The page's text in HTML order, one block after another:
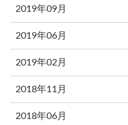
2019年09月
2019年06月
2019年02月
2018年11月
2018年06月